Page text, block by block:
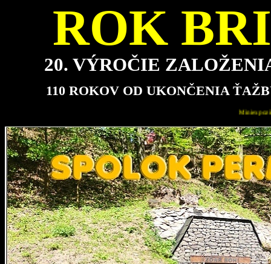
ROK
20. VÝROČIE
110 ROKOV OD UKONČENIA
Miniexpozícia bude pre návštevníkov najbližšie otvorená v